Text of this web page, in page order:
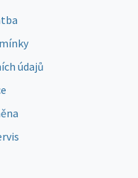
údajů